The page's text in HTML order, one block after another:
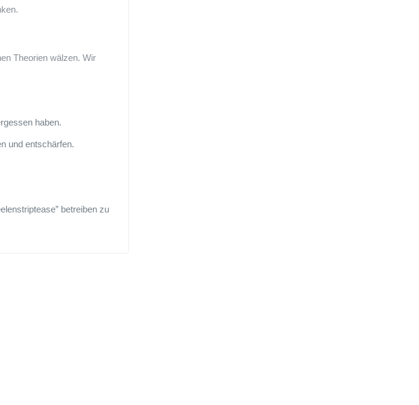
Theorien wälzen. Wir
haben.
und entschärfen.
betreiben zu